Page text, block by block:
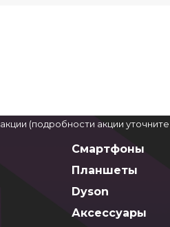
(подробности акции
Смартфоны
Планшеты
Dyson
Аксессуары